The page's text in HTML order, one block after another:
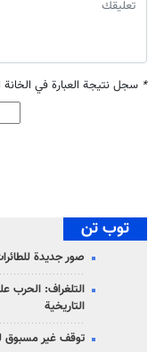
* سجل نتيجة العبارة في الخانة
توب تن
صور جديدة
التلغراف: الحرب
التاريخية
توقف غير مسبوق